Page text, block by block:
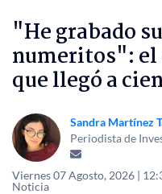
"He grabado
numeritos":
que llegó a
Sandra Martínez
Periodista de
Viernes 07 Agosto, 2026 |
Noticia